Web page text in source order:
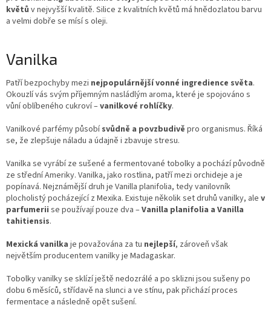
květů v nejvyšší kvalitě. Silice z kvalitních květů má hnědozlatou barvu
a velmi dobře se mísí s oleji.
Vanilka
Patří bezpochyby mezi nejpopulárnější vonné ingredience světa.
Okouzlí vás svým příjemným nasládlým aroma, které je spojováno s
vůní oblíbeného cukroví –vanilkové rohlíčky.
Vanilkové parfémy působísvůdně a povzbudivě pro organismus. Říká
se, že zlepšuje náladu a údajně i zbavuje stresu.
Vanilka se vyrábí ze sušené a fermentované tobolky a pochází původně
ze střední Ameriky. Vanilka, jako rostlina, patří mezi orchideje a je
popínavá. Nejznámější druh je Vanilla planifolia, tedy vanilovník
plocholistý pocházející z Mexika. Existuje několik set druhů vanilky, ale v
parfumerii se používají pouze dva –Vanilla planifolia a Vanilla
tahitiensis.
Mexická vanilka je považována za tu nejlepší, zároveň však
největším producentem vanilky je Madagaskar.
Tobolky vanilky se sklízí ještě nedozrálé a po sklizni jsou sušeny po
dobu 6 měsíců, střídavě na slunci a ve stínu, pak přichází proces
fermentace a následně opět sušení.